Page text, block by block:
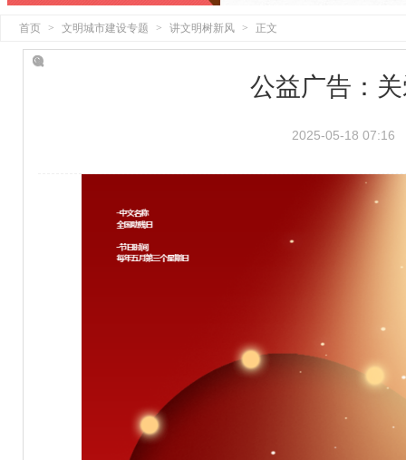
首页 > 文明城市建设专题 > 讲文明树新风 > 正文
公益广告：
2025-05-18 07:16